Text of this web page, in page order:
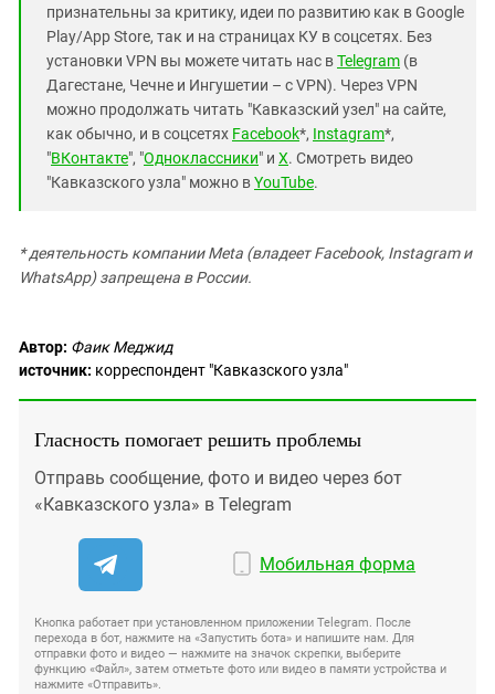
признательны за критику, идеи по развитию как в Google
Play/App Store, так и на страницах КУ в соцсетях. Без
установки VPN вы можете читать нас вTelegram (в
Дагестане, Чечне и Ингушетии – с VPN). Через VPN
можно продолжать читать "Кавказский узел" на сайте,
как обычно, и в соцсетях Facebook*, Instagram*,
"ВКонтакте", "Одноклассники" и X. Смотреть видео
"Кавказского узла" можно вYouTube.
* деятельность компании Meta (владеет Facebook, Instagram и
WhatsApp) запрещена в России.
Автор: Фаик Меджид
источник: корреспондент "Кавказского узла"
Гласность помогает решить проблемы
Отправь сообщение, фото и видео через бот
«Кавказского узла» в Telegram
Мобильная форма
Кнопка работает при установленном приложении Telegram. После
перехода в бот, нажмите на «Запустить бота» и напишите нам. Для
отправки фото и видео — нажмите на значок скрепки, выберите
функцию «Файл», затем отметьте фото или видео в памяти устройства и
нажмите «Отправить».